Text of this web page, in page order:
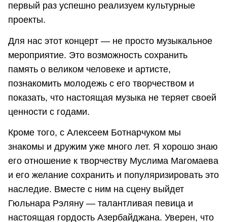
первый раз успешно реализуем культурные
проекты.
Для нас этот концерт — не просто музыкальное
мероприятие. Это возможность сохранить
память о великом человеке и артисте,
познакомить молодежь с его творчеством и
показать, что настоящая музыка не теряет своей
ценности с годами.
Кроме того, с Алексеем Ботнарчуком мы
знакомы и дружим уже много лет. Я хорошо знаю
его отношение к творчеству Муслима Магомаева
и его желание сохранить и популяризировать это
наследие. Вместе с ним на сцену выйдет
Гюльнара Рэляну — талантливая певица и
настоящая гордость Азербайджана. Уверен, что